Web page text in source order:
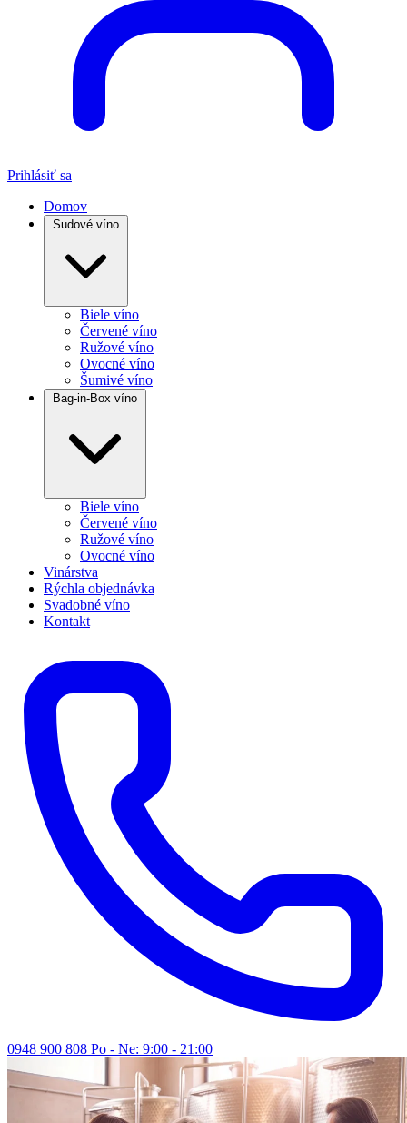
Prihlásiť sa
Domov
Sudové víno
Biele víno
Červené víno
Ružové víno
Ovocné víno
Šumivé víno
Bag-in-Box víno
Biele víno
Červené víno
Ružové víno
Ovocné víno
Vinárstva
Rýchla objednávka
Svadobné víno
Kontakt
0948 900 808 Po - Ne: 9:00 - 21:00